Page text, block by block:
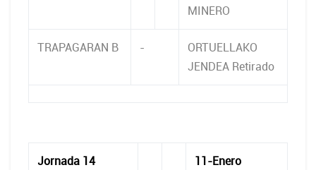
MINERO
TRAPAGARAN B -
ORTUELLAKO
JENDEA Retirado
Jornada 14 11-Enero